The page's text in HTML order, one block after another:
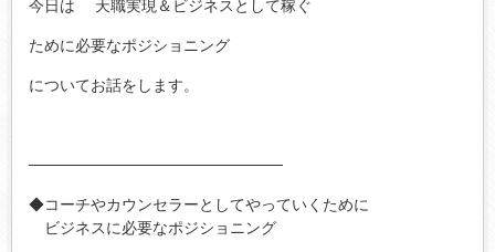
今日は 天職実現＆ビジネスとして稼ぐ
ために必要なポジショニング
についてお話をします。
───────────────────────
◆コーチやカウンセラーとしてやっていくために
ビジネスに必要なポジショニング